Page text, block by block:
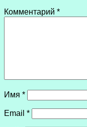
Комментарий *
Имя *
Email *